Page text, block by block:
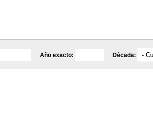
Año exacto: Década: